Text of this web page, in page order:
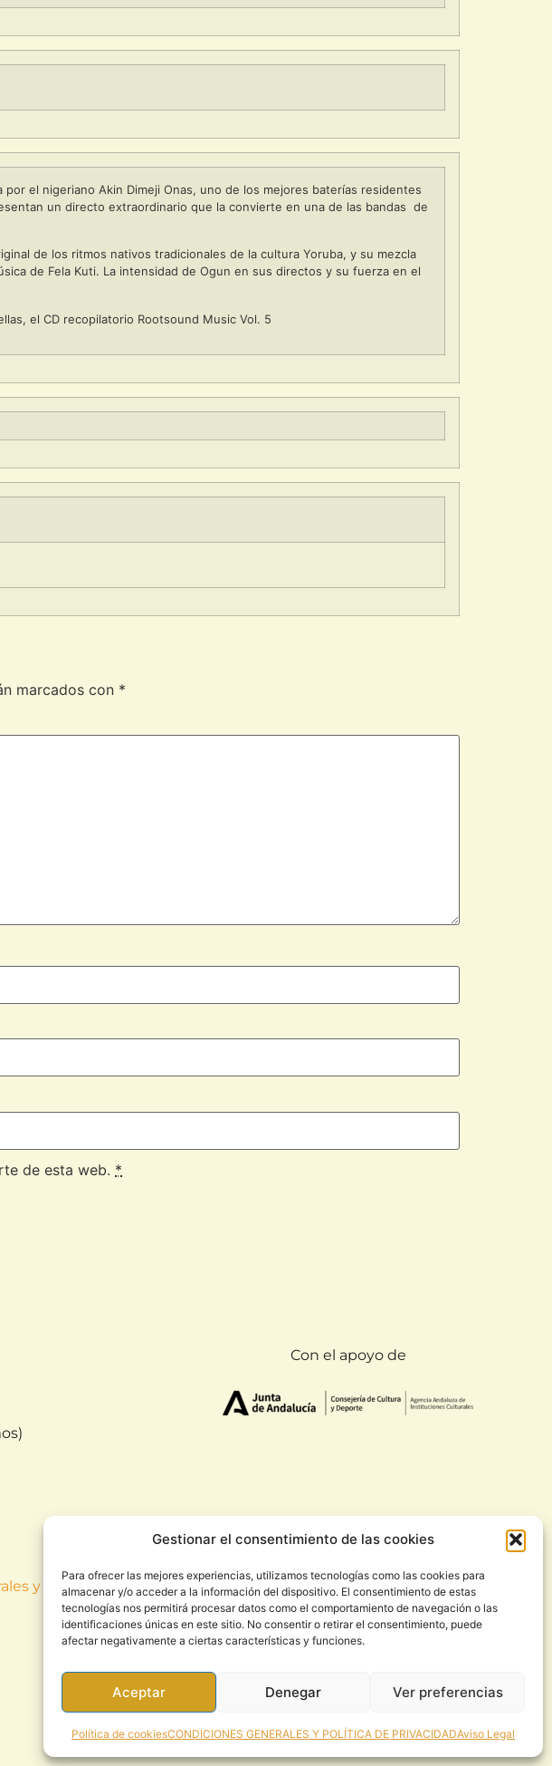
Gestionar el consentimiento de las cookies
Para ofrecer las mejores experiencias, utilizamos tecnologías como las cookies para
almacenar y/o acceder a la información del dispositivo. El consentimiento de estas
tecnologías nos permitirá procesar datos como el comportamiento de navegación o las
identificaciones únicas en este sitio. No consentir o retirar el consentimiento, puede
afectar negativamente a ciertas características y funciones.
Aceptar Denegar Ver preferencias
Política de cookiesCONDICIONES GENERALES Y POLÍTICA DE PRIVACIDADAviso Legal
el nigeriano Akin Dimeji Onas, uno de los mejores baterías residentes
un directo extraordinario que la convierte en una de las bandas de
de los ritmos nativos tradicionales de la cultura Yoruba, y su mezcla
de Fela Kuti. La intensidad de Ogun en sus directos y su fuerza en el
el CD recopilatorio Rootsound Music Vol. 5
marcados con *
de esta web. *
Con el apoyo de
y política de privacidad